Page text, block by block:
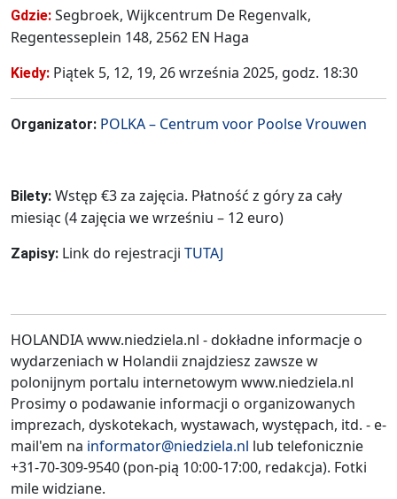
Gdzie: Segbroek, Wijkcentrum De Regenvalk,
Regentesseplein 148, 2562 EN Haga
Kiedy: Piątek 5, 12, 19, 26 września 2025, godz. 18:30
Organizator: POLKA – Centrum voor Poolse Vrouwen
Bilety: Wstęp €3 za zajęcia. Płatność z góry za cały
miesiąc (4 zajęcia we wrześniu – 12 euro)
Zapisy: Link do rejestracji TUTAJ
HOLANDIA www.niedziela.nl - dokładne informacje o
wydarzeniach w Holandii znajdziesz zawsze w
polonijnym portalu internetowym www.niedziela.nl
Prosimy o podawanie informacji o organizowanych
imprezach, dyskotekach, wystawach, występach, itd. - e-
mail'em na informator@niedziela.nl lub telefonicznie
+31-70-309-9540 (pon-pią 10:00-17:00, redakcja). Fotki
mile widziane.